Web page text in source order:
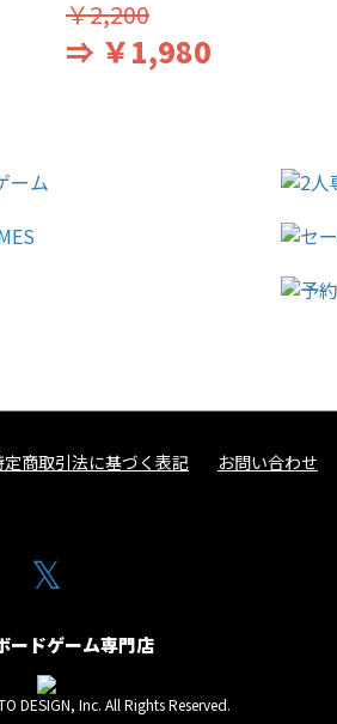
￥2,200
⇒ ￥1,980
定商取引法に基づく表記 お問い合わせ
𝕏
ードゲーム専門店
DESIGN, Inc. All Rights Reserved.